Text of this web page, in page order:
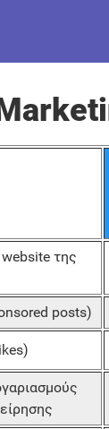
της
posts)